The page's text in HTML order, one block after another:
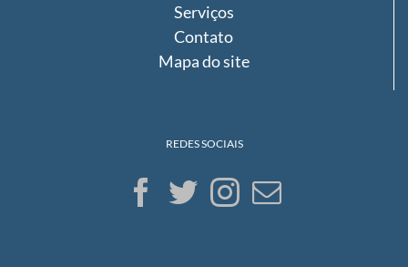
Serviços
Contato
Mapa do site
REDES SOCIAIS